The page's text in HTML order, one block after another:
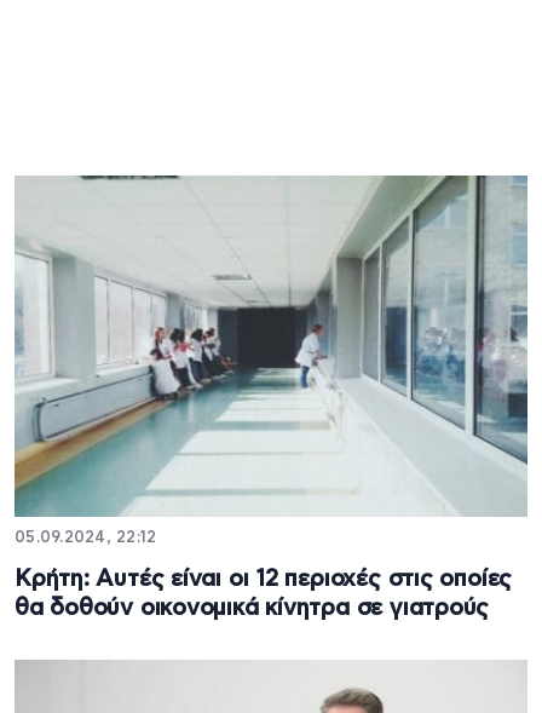
05.09.2024, 22:12
Κρήτη: Αυτές είναι οι 12 περιοχές στις οποίες
θα δοθούν οικονομικά κίνητρα σε γιατρούς